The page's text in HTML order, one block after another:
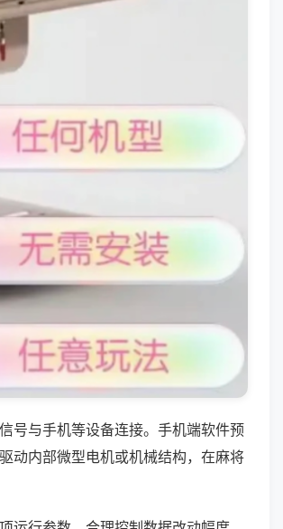
号与手机等设备连接。手机端软件预
动内部微型电机或机械结构，在麻将